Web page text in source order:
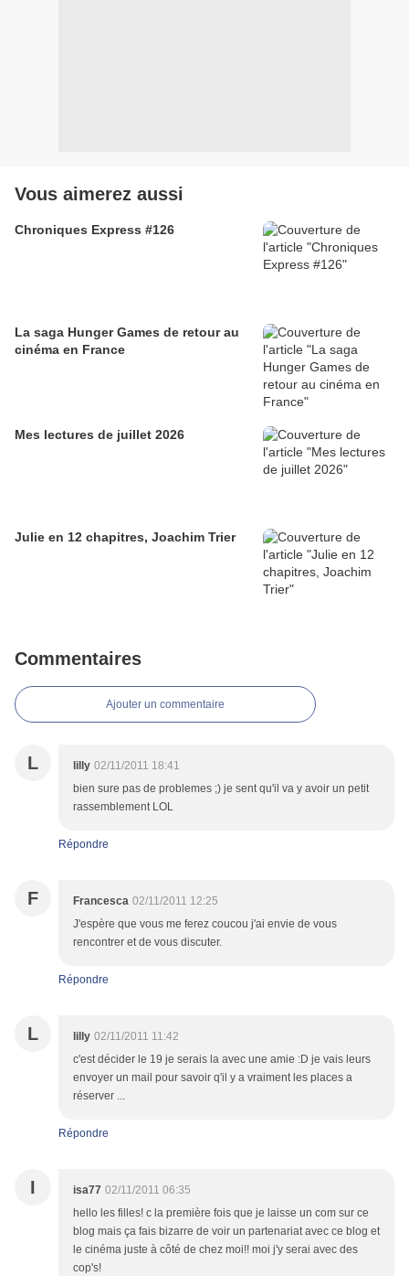
Vous aimerez aussi
Chroniques Express #126
La saga Hunger Games de retour au
cinéma en France
Mes lectures de juillet 2026
Julie en 12 chapitres, Joachim Trier
Commentaires
Ajouter un commentaire
L lilly 02/11/2011 18:41
bien sure pas de problemes ;) je sent qu'il va y avoir un petit
rassemblement LOL
Répondre
F Francesca 02/11/2011 12:25
J'espère que vous me ferez coucou j'ai envie de vous
rencontrer et de vous discuter.
Répondre
L lilly 02/11/2011 11:42
c'est décider le 19 je serais la avec une amie :D je vais leurs
envoyer un mail pour savoir q'il y a vraiment les places a
réserver ...
Répondre
I isa77 02/11/2011 06:35
hello les filles! c la première fois que je laisse un com sur ce
blog mais ça fais bizarre de voir un partenariat avec ce blog et
le cinéma juste à côté de chez moi!! moi j'y serai avec des
cop's!